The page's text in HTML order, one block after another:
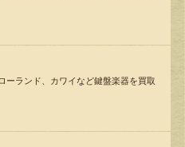
ーランド、カワイなど鍵盤楽器を買取